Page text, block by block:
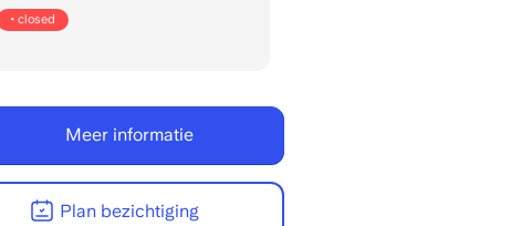
• closed
CET
Meer informatie
Plan bezichtiging